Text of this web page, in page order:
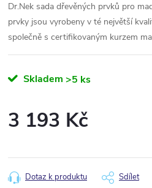
Dr.Nek sada dřevěných prvků pro
prvky jsou vyrobeny v té největší
společně s certifikovaným kurzem
Skladem >5 ks
3 193 Kč
Dotaz k produktu Sdílet